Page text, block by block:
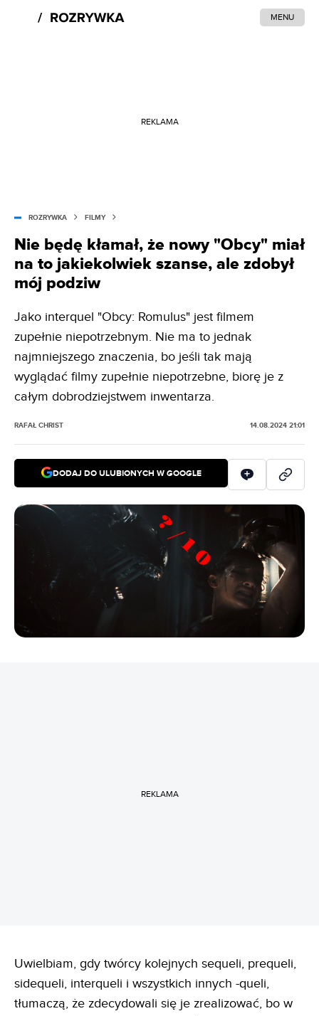
MENU
REKLAMA
ROZRYWKA FILMY
Nie będę kłamał, że nowy "Obcy" miał
na to jakiekolwiek szanse, ale zdobył
mój podziw
Jako interquel "Obcy: Romulus" jest filmem
zupełnie niepotrzebnym. Nie ma to jednak
najmniejszego znaczenia, bo jeśli tak mają
wyglądać filmy zupełnie niepotrzebne, biorę je z
całym dobrodziejstwem inwentarza.
RAFAŁ CHRIST 14.08.2024 21:01
DODAJ DO ULUBIONYCH W GOOGLE
REKLAMA
Uwielbiam, gdy twórcy kolejnych sequeli, prequeli,
sidequeli, interqueli i wszystkich innych -queli,
tłumaczą, że zdecydowali się je zrealizować, bo w